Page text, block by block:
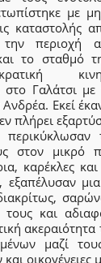
με
καταστολής
την
το σταθμό
στο Γαλάτσι
Εκεί
πλήρει
στον μικρό
καρέκλες
και
μαζί
οικογένειες